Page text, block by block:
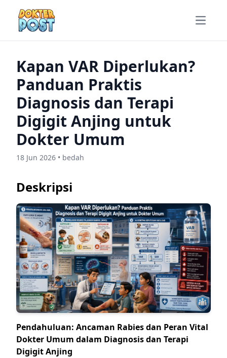
Open
Kapan VAR Diperlukan?
Panduan Praktis
Diagnosis dan Terapi
Digigit Anjing untuk
Dokter Umum
18 Jun 2026 • bedah
Deskripsi
Pendahuluan: Ancaman Rabies dan Peran Vital
Dokter Umum dalam Diagnosis dan Terapi
Digigit Anjing